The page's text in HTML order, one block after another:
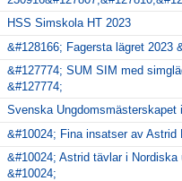
HSS Simskola HT 2023
&#128166; Fagersta lägret 2023
&#127774; SUM SIM med
&#127774;
Svenska Ungdomsmästerskapet
&#10024; Fina insatser av Astrid
&#10024; Astrid tävlar i
&#10024;